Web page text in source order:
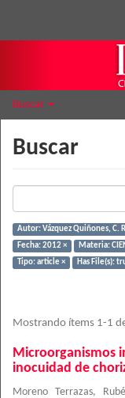
Buscar
Buscar
Autor: Vázquez Quiñones, C.
Fecha: 2012 ×
Materia:
Tipo: article ×
Has File(s):
Mostrando ítems 1-1
Microorganismos
inocuidad de
Moreno Terrazas,